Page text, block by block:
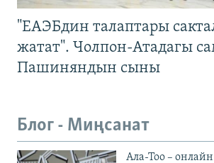
"ЕАЭБдин талаптары
жатат". Чолпон-Атадагы
Пашиняндын сыны
Блог - Миңсанат
Ала-Тоо –